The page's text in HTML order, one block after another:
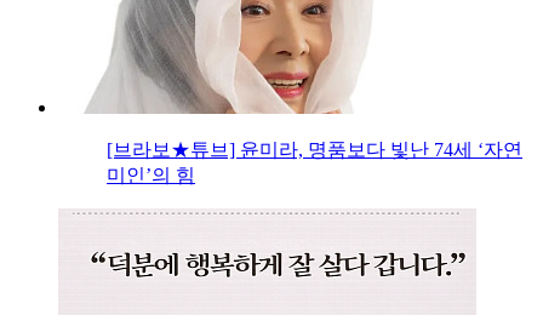
[브라보★튜브] 윤미라, 명품보다 빛난 74세 ‘자연
미인’의 힘